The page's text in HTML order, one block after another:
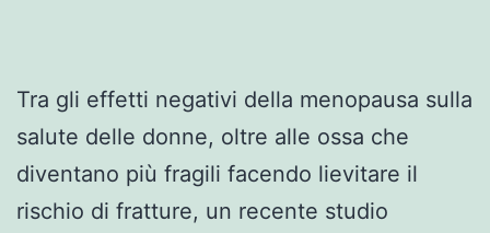
Tra gli effetti negativi della menopausa sulla
salute delle donne, oltre alle ossa che
diventano più fragili facendo lievitare il
rischio di fratture, un recente studio